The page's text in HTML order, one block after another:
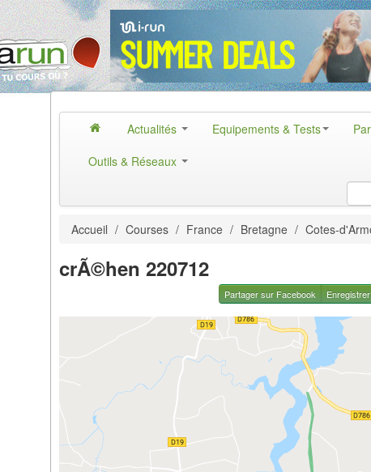
Actualités Equipements & Tests
Outils & Réseaux
Accueil / Courses / France / Bretagne / Cotes-
crÃ©hen 220712
Partager sur Facebook